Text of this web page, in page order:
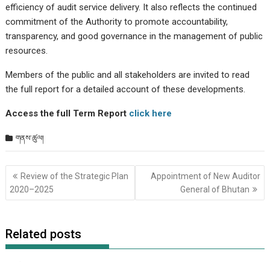
efficiency of audit service delivery. It also reflects the continued
commitment of the Authority to promote accountability,
transparency, and good governance in the management of public
resources.
Members of the public and all stakeholders are invited to read
the full report for a detailed account of these developments.
Access the full Term Report click here
གནས་ཚུལ།
Post
གི་
འགྲུལ་
Review of the Strategic Plan
2020–2025
Appointment of New Auditor
General of Bhutan
Related posts